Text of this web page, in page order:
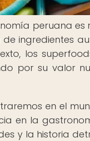
peruana es
de ingredientes
los
por su valor
en el
en la
y la historia